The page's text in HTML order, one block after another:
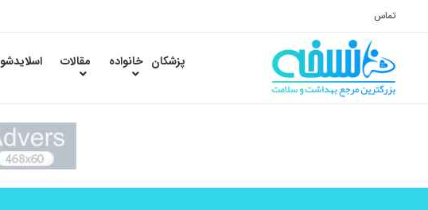
تماس
پزشکان خانواده مقالات اسلایدشو